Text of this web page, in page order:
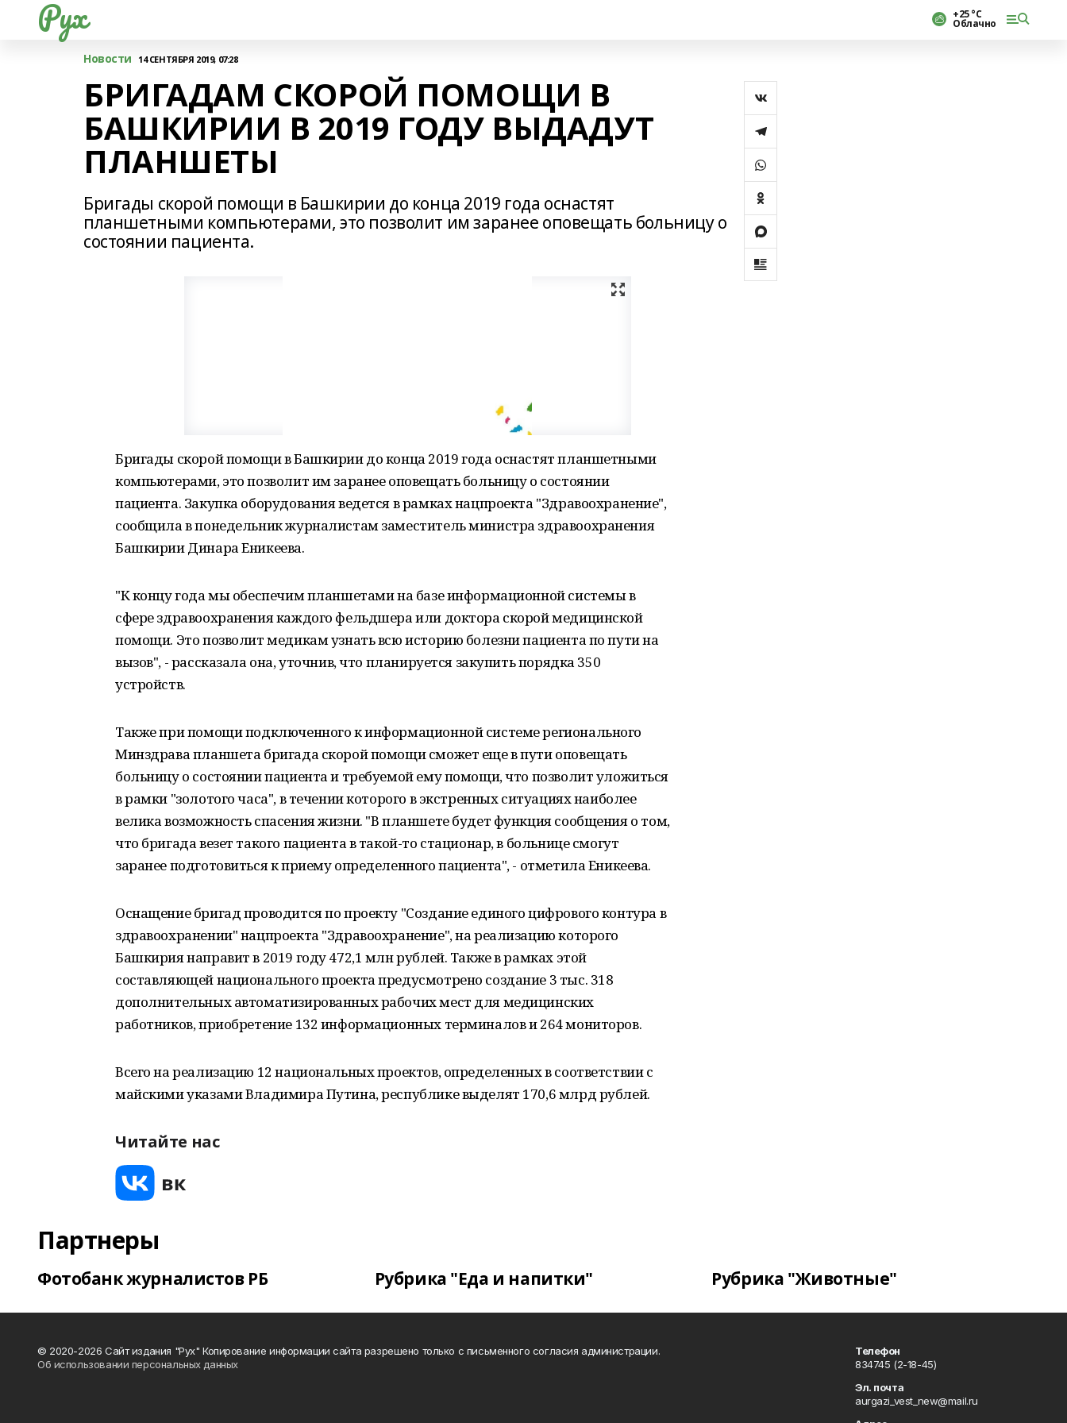
Рух +25 °С
Облачно
Новости 14 СЕНТЯБРЯ 2019, 07:28
БРИГАДАМ СКОРОЙ ПОМОЩИ В
БАШКИРИИ В 2019 ГОДУ ВЫДАДУТ
ПЛАНШЕТЫ
Бригады скорой помощи в Башкирии до конца 2019 года оснастят
планшетными компьютерами, это позволит им заранее оповещать больницу о
состоянии пациента.
Бригады скорой помощи в Башкирии до конца 2019 года оснастят планшетными
компьютерами, это позволит им заранее оповещать больницу о состоянии
пациента. Закупка оборудования ведется в рамках нацпроекта "Здравоохранение",
сообщила в понедельник журналистам заместитель министра здравоохранения
Башкирии Динара Еникеева.
"К концу года мы обеспечим планшетами на базе информационной системы в
сфере здравоохранения каждого фельдшера или доктора скорой медицинской
помощи. Это позволит медикам узнать всю историю болезни пациента по пути на
вызов", - рассказала она, уточнив, что планируется закупить порядка 350
устройств.
Также при помощи подключенного к информационной системе регионального
Минздрава планшета бригада скорой помощи сможет еще в пути оповещать
больницу о состоянии пациента и требуемой ему помощи, что позволит уложиться
в рамки "золотого часа", в течении которого в экстренных ситуациях наиболее
велика возможность спасения жизни. "В планшете будет функция сообщения о том,
что бригада везет такого пациента в такой-то стационар, в больнице смогут
заранее подготовиться к приему определенного пациента", - отметила Еникеева.
Оснащение бригад проводится по проекту "Создание единого цифрового контура в
здравоохранении" нацпроекта "Здравоохранение", на реализацию которого
Башкирия направит в 2019 году 472,1 млн рублей. Также в рамках этой
составляющей национального проекта предусмотрено создание 3 тыс. 318
дополнительных автоматизированных рабочих мест для медицинских
работников, приобретение 132 информационных терминалов и 264 мониторов.
Всего на реализацию 12 национальных проектов, определенных в соответствии с
майскими указами Владимира Путина, республике выделят 170,6 млрд рублей.
Читайте нас
Партнеры
Фотобанк журналистов РБ Рубрика "Еда и напитки" Рубрика "Животные"
© 2020-2026 Сайт издания "Рух" Копирование информации сайта разрешено только с письменного согласия администрации.
Об использовании персональных данных
Телефон
834745 (2-18-45)
Эл. почта
aurgazi_vest_new@mail.ru